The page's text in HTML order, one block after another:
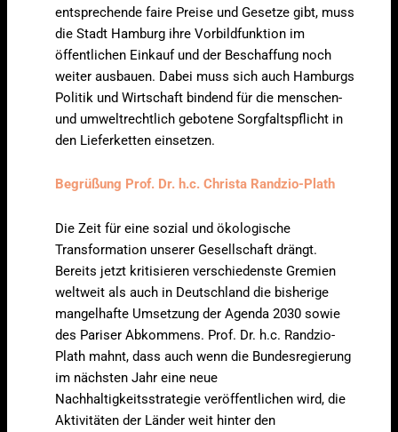
entsprechende faire Preise und Gesetze gibt, muss
die Stadt Hamburg ihre Vorbildfunktion im
öffentlichen Einkauf und der Beschaffung noch
weiter ausbauen. Dabei muss sich auch Hamburgs
Politik und Wirtschaft bindend für die menschen-
und umweltrechtlich gebotene Sorgfaltspflicht in
den Lieferketten einsetzen.
Begrüßung Prof. Dr. h.c. Christa Randzio-Plath
Die Zeit für eine sozial und ökologische
Transformation unserer Gesellschaft drängt.
Bereits jetzt kritisieren verschiedenste Gremien
weltweit als auch in Deutschland die bisherige
mangelhafte Umsetzung der Agenda 2030 sowie
des Pariser Abkommens. Prof. Dr. h.c. Randzio-
Plath mahnt, dass auch wenn die Bundesregierung
im nächsten Jahr eine neue
Nachhaltigkeitsstrategie veröffentlichen wird, die
Aktivitäten der Länder weit hinter den